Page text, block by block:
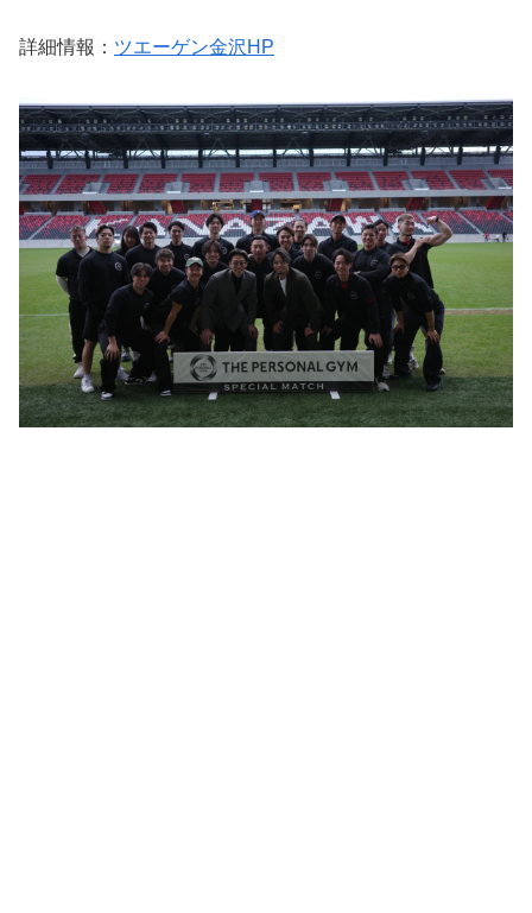
詳細情報： ツエーゲン金沢HP